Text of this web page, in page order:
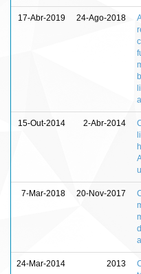
17-Abr-2019 24-Ago-2018
15-Out-2014 2-Abr-2014
7-Mar-2018 20-Nov-2017
24-Mar-2014 2013